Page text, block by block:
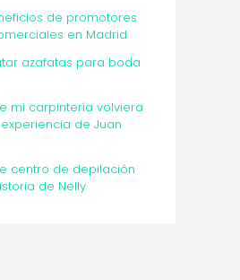
de promotores
en Madrid
azafatas para boda
mi carpintería volviera
de Juan
centro de depilación
de Nelly